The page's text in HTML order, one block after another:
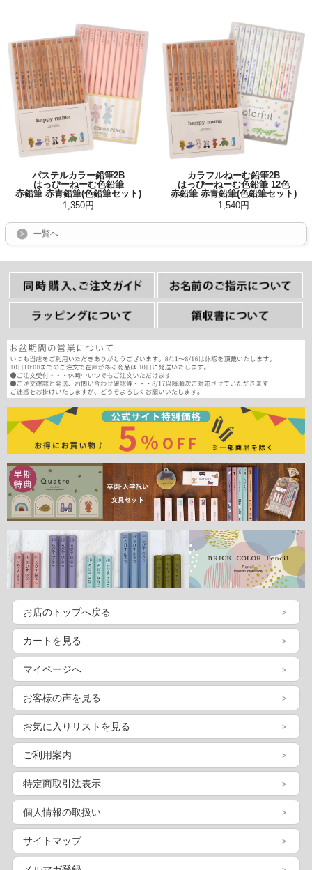
パステルカラー鉛筆2B
はっぴーねーむ色鉛筆
赤鉛筆 赤青鉛筆(色鉛筆セット)
カラフルねーむ鉛筆2B
はっぴーねーむ色鉛筆 12色
赤鉛筆 赤青鉛筆(色鉛筆セット)
1,350円
1,540円
一覧へ
お店のトップへ戻る
カートを見る
マイページへ
お客様の声を見る
お気に入りリストを見る
ご利用案内
特定商取引法表示
個人情報の取扱い
サイトマップ